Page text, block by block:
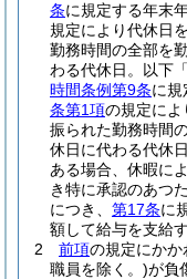
条に規定する年末
規定により代休日
勤務時間の全部を
わる代休日。以下
時間条例第9条に規
条第1項の規定によ
振られた勤務時間
休日に代わる代休
ある場合、休暇に
き特に承認のあつ
につき、 第17条に
額して給与を支給す
2
前項の規定にかか
職員を除く。)が負